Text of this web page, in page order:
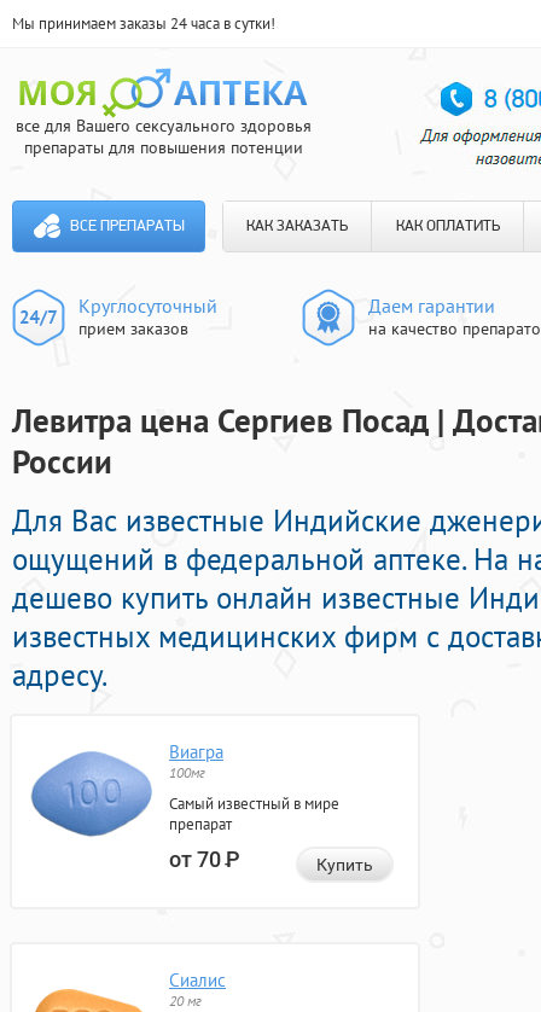
Мы принимаем заказы 24 часа в сутки!
все для Вашего сексуального здоровья
препараты для повышения потенции
ВСЕ ПРЕПАРАТЫ КАК ЗАКАЗАТЬ КАК ОПЛАТИТЬ
Круглосуточный
прием заказов
Даем гарантии
на качество
Левитра цена Сергиев Посад |
России
Для Вас известные Индийские
ощущений в федеральной аптеке. На
дешево купить онлайн известные
известных медицинских фирм с
адресу.
Виагра
100мг
Самый известный в мире
препарат
от 70Р Купить
Сиалис
20 мг